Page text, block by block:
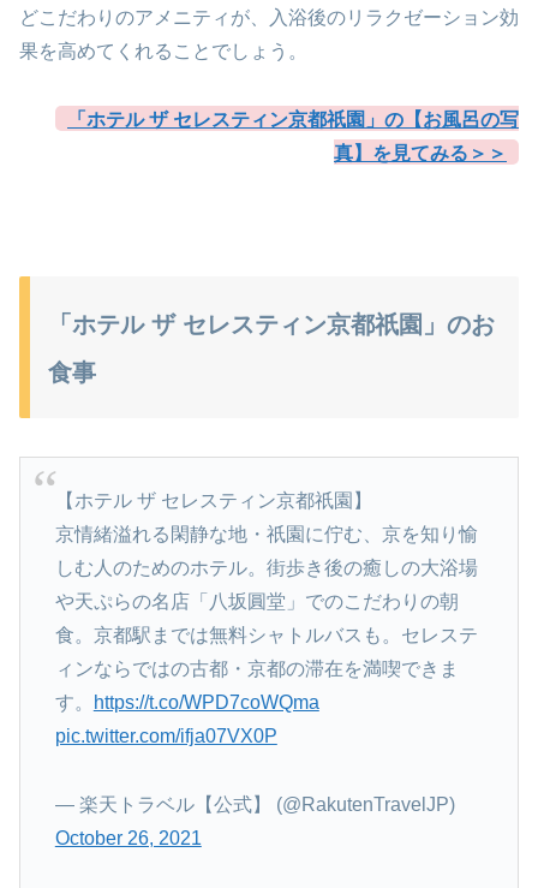
どこだわりのアメニティが、入浴後のリラクゼーション効
果を高めてくれることでしょう。
「ホテル ザ セレスティン京都祇園」の【お風呂の写
真】を見てみる＞＞
「ホテル ザ セレスティン京都祇園」のお
食事
【ホテル ザ セレスティン京都祇園】
京情緒溢れる閑静な地・祇園に佇む、京を知り愉
しむ人のためのホテル。街歩き後の癒しの大浴場
や天ぷらの名店「八坂圓堂」でのこだわりの朝
食。京都駅までは無料シャトルバスも。セレステ
ィンならではの古都・京都の滞在を満喫できま
す。
https://t.co/WPD7coWQma
pic.twitter.com/ifja07VX0P
— 楽天トラベル【公式】 (@RakutenTravelJP)
October 26, 2021